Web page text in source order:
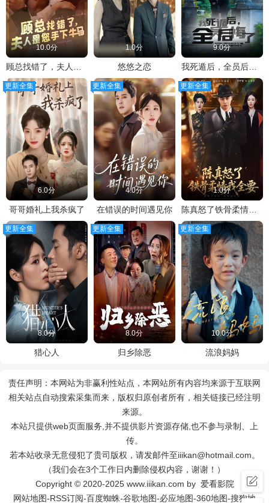
10.0分 1.0分
悠悠之恋
9.0分
我死遁后，全员后悔了
更新全集
6.0分
哥哥婚礼上我杀疯了
更新全集
4.0分
在错误的时间遇见你
更新全集
1.0分
陈真怒了铁骨柔情我全要
更新全集
8.0分
猎心人
更新全集
8.0分
归乡除恶
更新全集
10.0分
流浪妈妈
责任声明：本网站为非赢利性站点，本网站所有内容均来源于互联网
相关站点自动搜索采集而来，版权归原创者所有，相关链接已经注明
来源。
本站只提供web页面服务,并不提供影片资源存储,也不参与录制、上
传。
若本站收录无意侵犯了贵司版权，请发邮件至iiikan@hotmail.com。
（我们会在3个工作日内删除侵权内容，谢谢！）
Copyright © 2020-2025 www.iiikan.com by 爱看影院
网站地图-RSS订阅-百度蜘蛛-谷歌地图-必应地图-360地图-搜狗地